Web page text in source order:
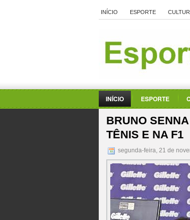
INÍCIO ESPORTE
INÍCIO ESPORTE
BRUNO
TÊNIS E NA F1
segunda-feira, 21 de